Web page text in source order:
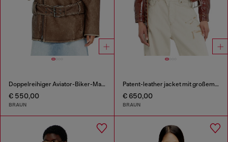
Doppelreihiger Aviator-Biker-Mantel
€ 550,00
BRAUN
Patent-leather jacket mit großem Gürtel
€ 650,00
BRAUN